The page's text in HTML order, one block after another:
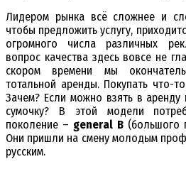
Лидером рынка всё сложнее и
чтобы предложить услугу,
огромного числа различных
вопрос качества здесь вовсе не
скором времени мы
тотальной аренды. Покупать что-
Зачем? Если можно взять в аренду
сумочку? В этой модели
поколение – general B(большого
Они пришли на смену молодым
русским.